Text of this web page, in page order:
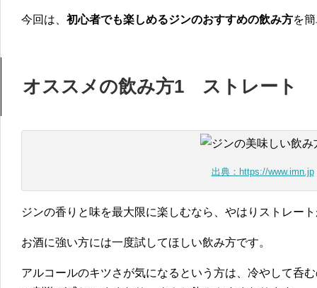
今回は、 初心者でも楽しめるジンのおすすめの飲み方を
オススメの飲み方1 ストレート
出典：https://www.imn.jp
ジンの香りと味を最大限に楽しむなら、やはりストレー
お酒に強い方には一度試してほしい飲み方です。
アルコールのキツさが気になるという方は、冷やして呑